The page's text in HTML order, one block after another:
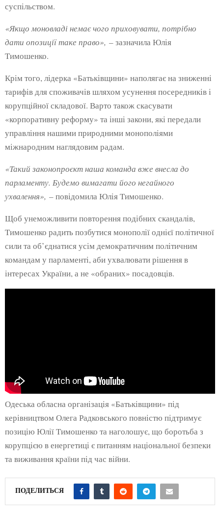
суспільством.
«Якщо моновладі немає чого приховувати, потрібно
дати опозиції таке право», – зазначила Юлія
Тимошенко.
Крім того, лідерка «Батьківщини» наполягає на зниженні
тарифів для споживачів шляхом усунення посередників і
корупційної складової. Варто також скасувати
«корпоративну реформу» та інші закони, які передали
управління нашими природними монополіями
міжнародним наглядовим радам.
«Такий законопроєкт наша команда вже внесла до
парламенту. Будемо вимагати його негайного
ухвалення», – повідомила Юлія Тимошенко.
Щоб унеможливити повторення подібних скандалів,
Тимошенко радить позбутися монополії однієї політичної
сили та об’єднатися усім демократичним політичним
командам у парламенті, аби ухвалювати рішення в
інтересах України, а не «обраних» посадовців.
Одеська обласна організація «Батьківщини» під
керівництвом Олега Радковського повністю підтримує
позицію Юлії Тимошенко та наголошує, що боротьба з
корупцією в енергетиці є питанням національної безпеки
та виживання країни під час війни.
ПОДЕЛИТЬСЯ